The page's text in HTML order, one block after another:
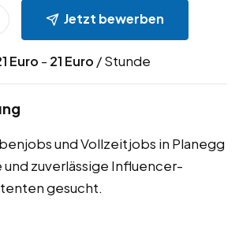
Jetzt bewerben
Euro - 21 Euro / Stunde
und Vollzeitjobs in Planegg
zuverlässige Influencer-
gesucht.